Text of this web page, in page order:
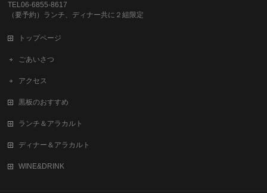
TEL06-6855-8617
（要予約）ランチ、ディナー共に２組限定
トップページ
ごあいさつ
アクセス
黒板のおすすめ
ランチ＆アラカルト
ディナー＆アラカルト
WINE&DRINK